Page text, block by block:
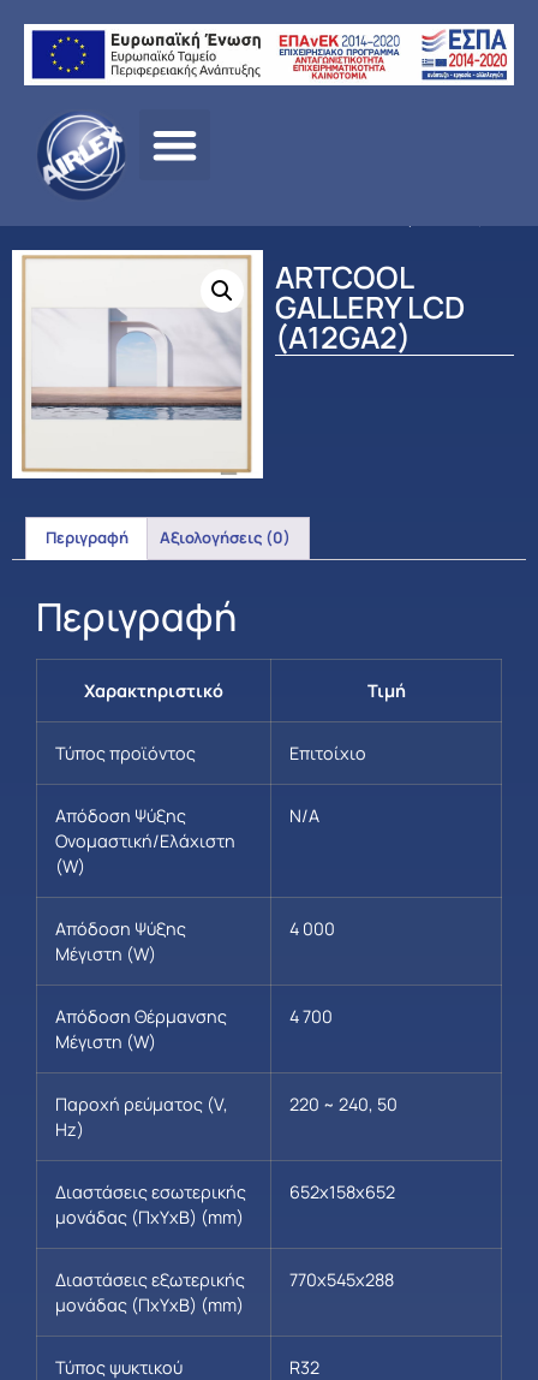
σελίδα/
ARTCOOL
GALLERY LCD
(A12GA2)
Περιγραφή Αξιολογήσεις (0)
Περιγραφή
Χαρακτηριστικό Τιμή
Τύπος προϊόντος Επιτοίχιο
Απόδοση Ψύξης
Ονομαστική/Ελάχιστη
(W)
N/A
Απόδοση Ψύξης
Μέγιστη (W)
4 000
Απόδοση Θέρμανσης
Μέγιστη (W)
4 700
Παροχή ρεύματος (V,
Hz)
220 ~ 240, 50
Διαστάσεις εσωτερικής
μονάδας (ΠxΥxΒ) (mm)
652x158x652
Διαστάσεις εξωτερικής
μονάδας (ΠxΥxΒ) (mm)
770x545x288
Τύπος ψυκτικού R32